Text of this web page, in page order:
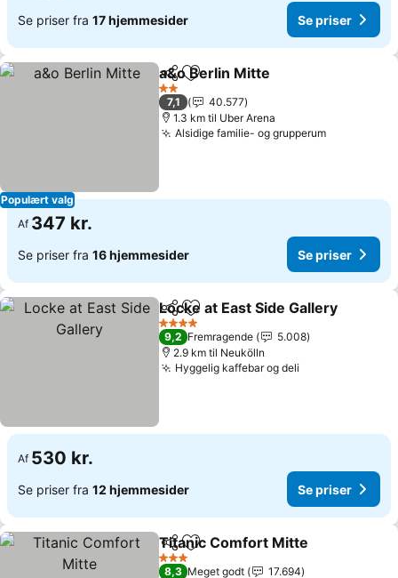
Se priser fra 17 hjemmesider Se priser
Populært valg
Del Føj til favoritter
a&o Berlin Mitte
2 Stjerner
7,1
40.577
1.3 km til Uber Arena
Alsidige familie- og grupperum
Af 347 kr.
Se priser fra 16 hjemmesider Se priser
Del Føj til favoritter
Locke at East Side Gallery
4 Stjerner
9,2 Fremragende
5.008
2.9 km til Neukölln
Hyggelig kaffebar og deli
Af 530 kr.
Se priser fra 12 hjemmesider Se priser
Del Føj til favoritter
Titanic Comfort Mitte
3 Stjerner
8,3 Meget godt
17.694